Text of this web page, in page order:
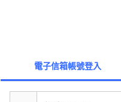
電子信箱帳號登入